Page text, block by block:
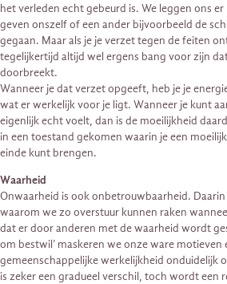
het verleden echt gebeurd is. We leggen ons
geven onszelf of een ander bijvoorbeeld de
gegaan. Maar als je je verzet tegen de feiten
tegelijkertijd altijd wel ergens bang voor zijn
doorbreekt.
Wanneer je dat verzet opgeeft, heb je je
wat er werkelijk voor je ligt. Wanneer je kunt
eigenlijk echt voelt, dan is de moeilijkheid
in een toestand gekomen waarin je een
einde kunt brengen.
Waarheid
Onwaarheid is ook onbetrouwbaarheid.
waarom we zo overstuur kunnen raken
dat er door anderen met de waarheid wordt
om bestwil’ maskeren we onze ware motieven
gemeenschappelijke werkelijkheid onduidelijk
is zeker een gradueel verschil, toch wordt een